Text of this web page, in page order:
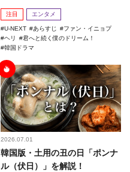
注目 エンタメ
U-NEXT あらすじ
ファン・イニョプ
ヘリ
君へと続く僕のドリーム！
韓国ドラマ
2026.07.01
韓国版・土用の丑の日「ポンナ
ル（伏日）」を解説！